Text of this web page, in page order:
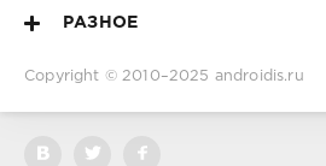
РАЗНОЕ
Copyright © 2010–2025 androidis.ru